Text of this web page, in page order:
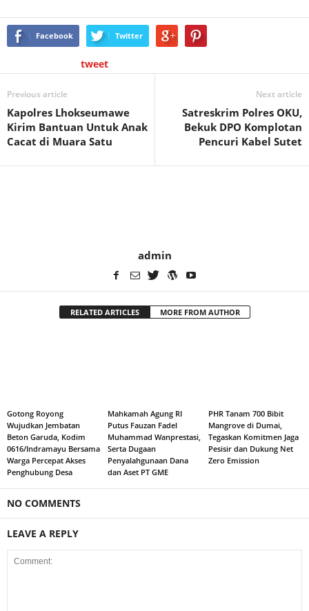
Facebook Twitter
tweet
Previous article
Kapolres Lhokseumawe
Kirim Bantuan Untuk Anak
Cacat di Muara Satu
Next article
Satreskrim Polres OKU,
Bekuk DPO Komplotan
Pencuri Kabel Sutet
admin
RELATED ARTICLES MORE FROM AUTHOR
Gotong Royong
Wujudkan Jembatan
Beton Garuda, Kodim
0616/Indramayu Bersama
Warga Percepat Akses
Penghubung Desa
Mahkamah Agung RI
Putus Fauzan Fadel
Muhammad Wanprestasi,
Serta Dugaan
Penyalahgunaan Dana
dan Aset PT GME
PHR Tanam 700 Bibit
Mangrove di Dumai,
Tegaskan Komitmen Jaga
Pesisir dan Dukung Net
Zero Emission
NO COMMENTS
LEAVE A REPLY